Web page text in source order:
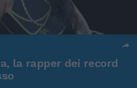
la rapper dei record